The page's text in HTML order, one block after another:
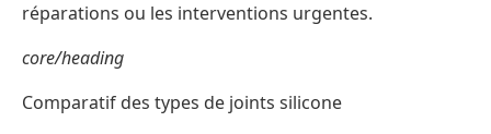
réparations ou les interventions urgentes.
core/heading
Comparatif des types de joints silicone